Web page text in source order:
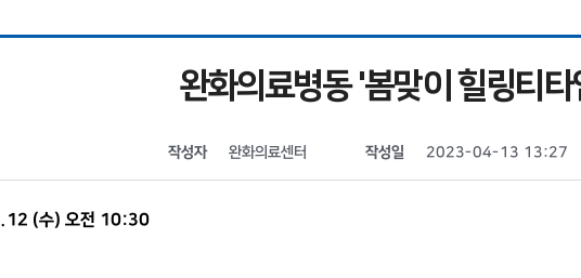
완화의료병동 '봄맞이 힐링티
작성자 완화의료센터 작성일 2023-04-13 13:27
(수) 오전 10:30